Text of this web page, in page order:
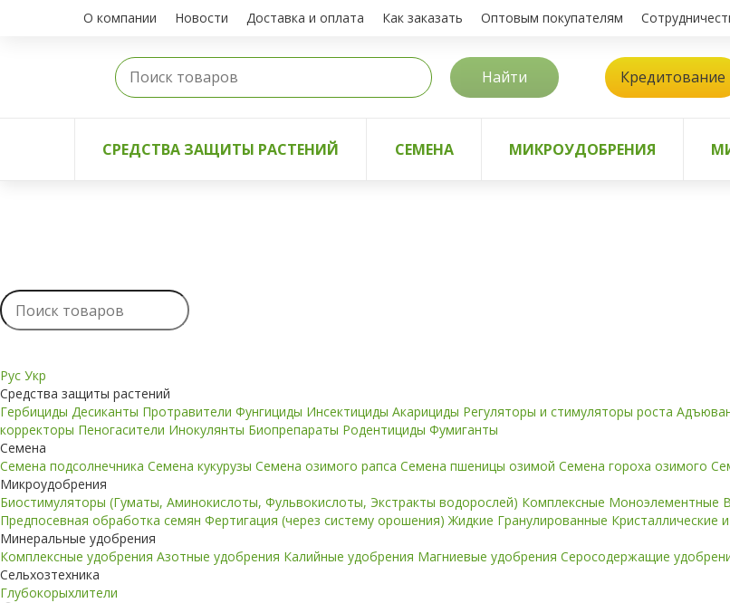
О компании Новости Доставка и оплата Как заказать Оптовым покупателям
Найти Кредитование
СРЕДСТВА ЗАЩИТЫ РАСТЕНИЙ СЕМЕНА МИКРОУДОБРЕНИЯ
Рус Укр
Средства защиты растений
Гербициды Десиканты Протравители Фунгициды Инсектициды Акарициды Регуляторы и стимуляторы роста
корректоры Пеногасители Инокулянты Биопрепараты Родентициды Фумиганты
Семена
Семена подсолнечника Семена кукурузы Семена озимого рапса Семена пшеницы озимой Семена гороха озимого
Микроудобрения
Биостимуляторы (Гуматы, Аминокислоты, Фульвокислоты, Экстракты водорослей) Комплексные Моноэлементные
Предпосевная обработка семян Фертигация (через систему орошения)Жидкие Гранулированные Кристаллические
Минеральные удобрения
Комплексные удобрения Азотные удобрения Калийные удобрения Магниевые удобрения Серосодержащие
Сельхозтехника
Глубокорыхлители